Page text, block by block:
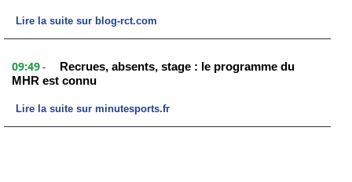
Lire la suite sur blog-rct.com
09:49 -
Recrues, absents, stage : le programme du
MHR est connu
Lire la suite sur minutesports.fr